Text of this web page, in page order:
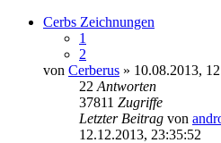
Cerbs Zeichnungen
1
2
von Cerberus » 10.08.2013,
22 Antworten
37811 Zugriffe
Letzter Beitrag von
12.12.2013, 23:35:52